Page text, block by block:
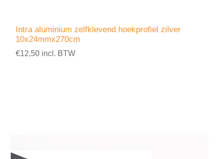
Intra aluminium zelfklevend hoekprofiel zilver
10x24mmx270cm
€12,50 incl. BTW